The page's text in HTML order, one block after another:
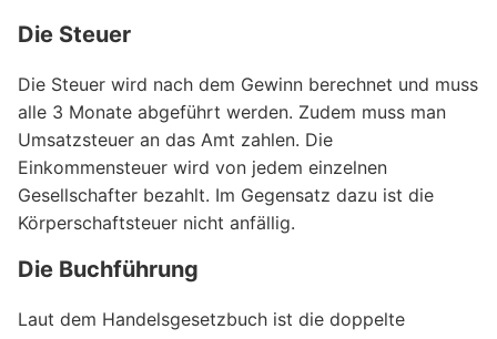
Die Steuer
Die Steuer wird nach dem Gewinn berechnet und muss
alle 3 Monate abgeführt werden. Zudem muss man
Umsatzsteuer an das Amt zahlen. Die
Einkommensteuer wird von jedem einzelnen
Gesellschafter bezahlt. Im Gegensatz dazu ist die
Körperschaftsteuer nicht anfällig.
Die Buchführung
Laut dem Handelsgesetzbuch ist die doppelte